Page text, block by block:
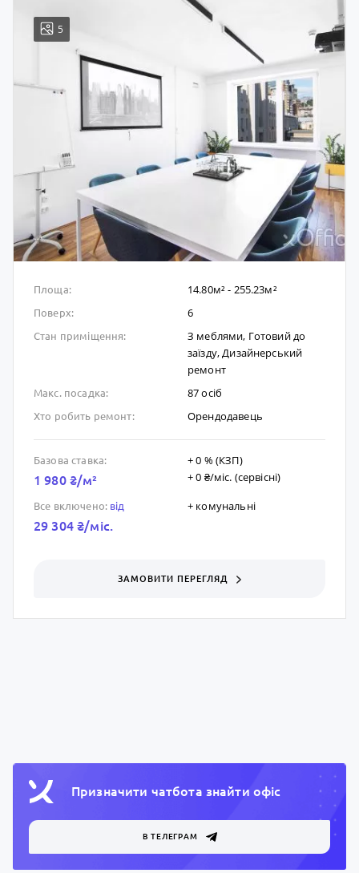
5
Площа: 14.80м² - 255.23м²
Поверх: 6
Стан приміщення:
З меблями, Готовий до
заïзду, Дизайнерський
ремонт
Макс. посадка: 87 осіб
Хто робить ремонт: Орендодавець
Базова ставка:
1 980 ₴/м²
+ 0 % (КЗП)
+ 0 ₴/мic. (сервісні)
Все включено: від
29 304 ₴/мic.
+ комунальні
ЗАМОВИТИ ПЕРЕГЛЯД
Призначити чатбота знайти офiс
В ТЕЛЕГРАМ